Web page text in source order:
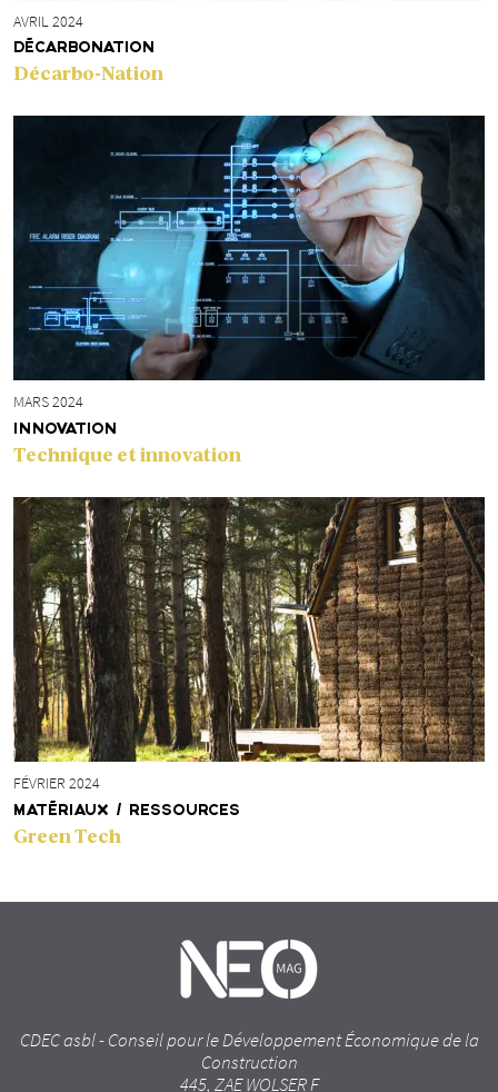
AVRIL 2024
DÉCARBONATION
Décarbo-Nation
MARS 2024
INNOVATION
Technique et innovation
FÉVRIER 2024
MATÉRIAUX / RESSOURCES
Green Tech
CDEC asbl - Conseil pour le Développement Économique de la
Construction
445, ZAE WOLSER F